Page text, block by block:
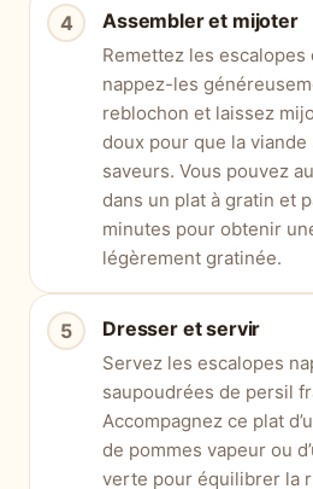
Assembler et mijoter
Remettez les escalopes
nappez-les
reblochon et laissez
doux pour que la viande
saveurs. Vous pouvez
dans un plat à gratin et
minutes pour obtenir
légèrement gratinée.
Dresser et servir
Servez les escalopes
saupoudrées de persil
Accompagnez ce plat
de pommes vapeur ou
verte pour équilibrer la